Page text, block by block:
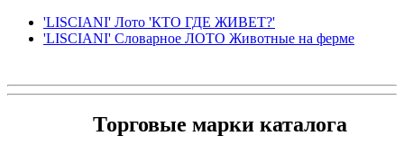
'LISCIANI' Лото 'КТО ГДЕ ЖИВЕТ?'
'LISCIANI' Словарное ЛОТО Животные на ферме
Торговые марки каталога